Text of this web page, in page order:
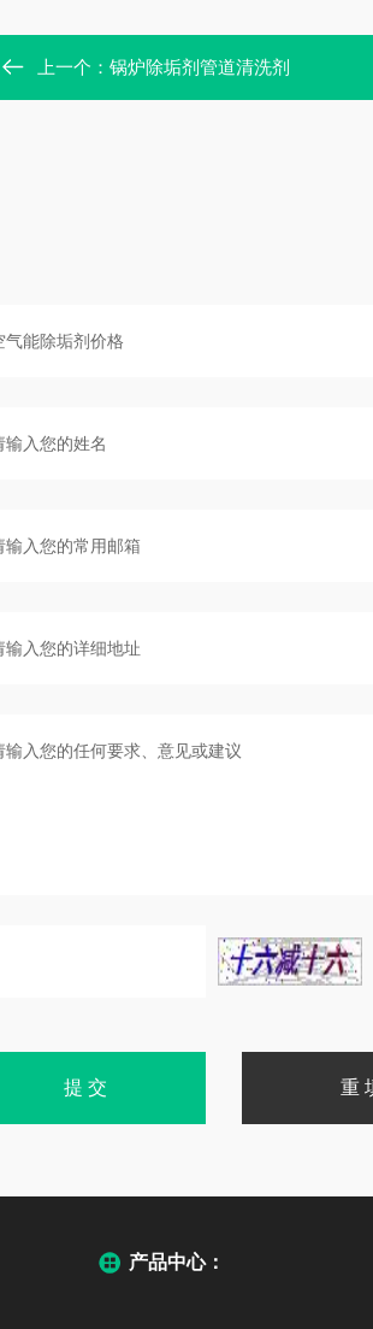
上一个： 锅炉除垢剂管道清洗剂
产品中心：